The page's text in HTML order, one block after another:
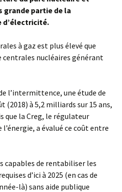
grande partie de la
d’électricité.
à gaz est plus élevé que
nucléaires générant
l’intermittence, une étude de
(2018) à 5,2 milliards sur 15 ans,
la Creg, le régulateur
a évalué ce coût entre
capables de rentabiliser les
d’ici à 2025 (en cas de
là) sans aide publique